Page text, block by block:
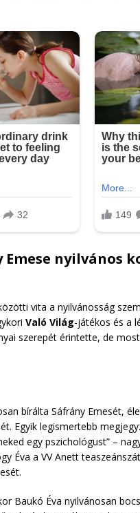
Emese nyilvános
vita a nyilvánosság
Való Világ-játékos és a
szerepét érintette, de
bírálta Sáfrány Emesét,
Egyik legismertebb
egy pszichológust” –
Éva a VV Anett
Baukó Éva nyilvánosan